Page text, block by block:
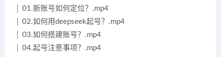
│ 01.新账号如何定位？.mp4
│ 02.如何用deepseek起号？.mp4
│ 03.如何搭建账号？.mp4
│ 04.起号注意事项？.mp4